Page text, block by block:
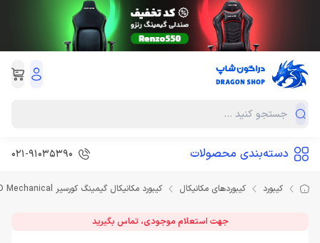
دسته‌بندی محصولات 021-91035390
کیبورد کیبوردهای مکانیکال کیبورد مکانیکال گیمینگ کورسیر Corsair K60 PRO Red LED Mechanical
جهت استعلام موجودی، تماس بگیرید